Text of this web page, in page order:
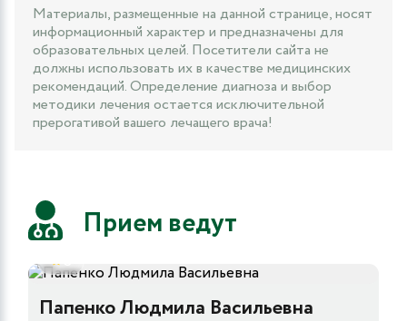
Материалы, размещенные на данной странице, носят
информационный характер и предназначены для
образовательных целей. Посетители сайта не
должны использовать их в качестве медицинских
рекомендаций. Определение диагноза и выбор
методики лечения остается исключительной
прерогативой вашего лечащего врача!
Прием ведут
5
Папенко Людмила Васильевна